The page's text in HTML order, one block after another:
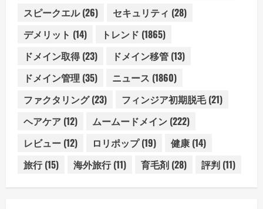
スピークエル(26) セキュリティ (28)
デメリット (14) トレンド (1865)
ドメイン取得(23) ドメイン移管 (13)
ドメイン管理 (35) ニュース (1860)
ファクタリング(23) フィンジア初期脱毛(21)
ヘアケア (12) ムームードメイン (222)
レビュー (12) ロリポップ(19) 健康 (14)
旅行(15) 海外旅行(11) 育毛剤 (28) 評判 (11)